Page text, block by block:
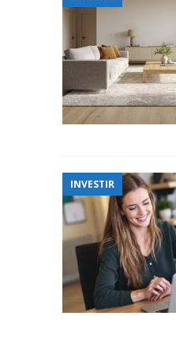
INVESTIR